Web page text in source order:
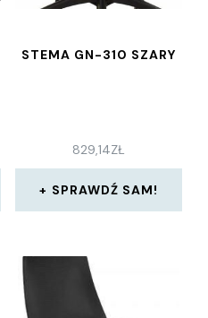
STEMA GN-310 SZARY
829,14ZŁ
SPRAWDŹ SAM!